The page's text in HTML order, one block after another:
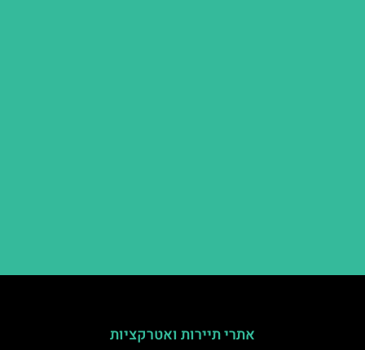
אתרי תיירות ואטרקציות